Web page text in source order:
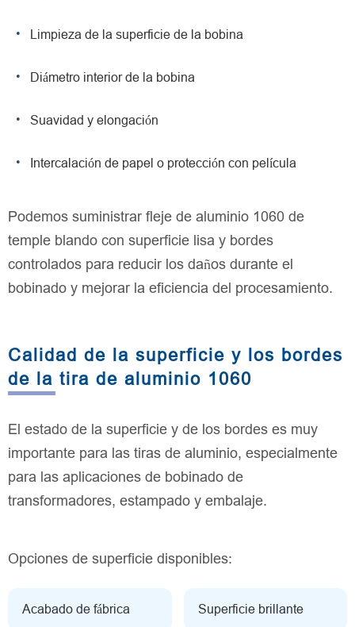
Limpieza de la superficie de la bobina
Diámetro interior de la bobina
Suavidad y elongación
Intercalación de papel o protección con película
Podemos suministrar fleje de aluminio 1060 de
temple blando con superficie lisa y bordes
controlados para reducir los daños durante el
bobinado y mejorar la eficiencia del procesamiento.
Calidad de la superficie y los bordes
de la tira de aluminio 1060
El estado de la superficie y de los bordes es muy
importante para las tiras de aluminio, especialmente
para las aplicaciones de bobinado de
transformadores, estampado y embalaje.
Opciones de superficie disponibles:
Acabado de fábrica Superficie brillante